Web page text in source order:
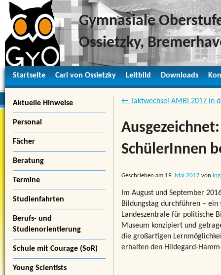
Gymnasiale
Ossietzky,
Startseite Carl von Ossietzky Leitbild Downloads
← Taktwechsel AMBI 2017 in
SchülerInnen
Geschrieben am 19. Mai 2017 von
Im August und September
Bildungstag durchführen –
Landeszentrale für politische
Museum konzipiert und
die großartigen
erhalten den Hildegard-
Aktuelle Hinweise
Personal
Fächer
Beratung
Termine
Studienfahrten
Berufs- und
Studienorientierung
Schule mit Courage (SoR)
Young Scientists